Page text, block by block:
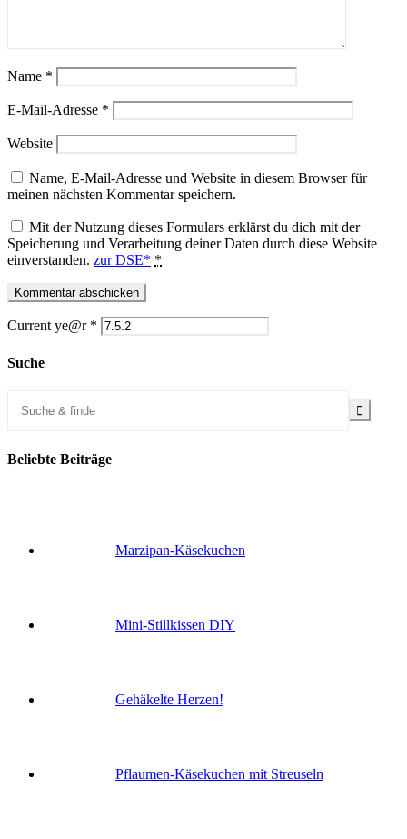
Name *
E-Mail-Adresse *
Website
Name, E-Mail-Adresse und Website in diesem Browser für
meinen nächsten Kommentar speichern.
Mit der Nutzung dieses Formulars erklärst du dich mit der
Speicherung und Verarbeitung deiner Daten durch diese Website
einverstanden. zur DSE* *
Current ye@r *
Suche
Beliebte Beiträge
Marzipan-Käsekuchen
Mini-Stillkissen DIY
Gehäkelte Herzen!
Pflaumen-Käsekuchen mit Streuseln